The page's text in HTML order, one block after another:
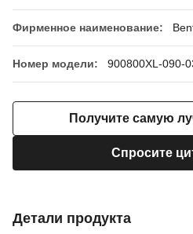
Фирменное наименование:
Номер модели: 900800XL-090-
Получите самую
Спросите
Детали продукта